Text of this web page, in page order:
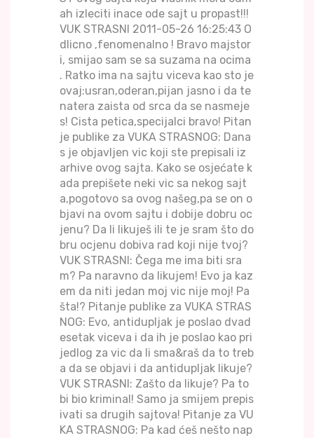
ah izleciti inace ode sajt u propast!!!
VUK STRASNI 2011-05-26 16:25:43 O
dlicno ,fenomenalno ! Bravo majstor
i, smijao sam se sa suzama na ocima
. Ratko ima na sajtu viceva kao sto je
ovaj:usran,oderan,pijan jasno i da te
natera zaista od srca da se nasmeje
s! Cista petica,specijalci bravo! Pitan
je publike za VUKA STRASNOG: Dana
s je objavljen vic koji ste prepisali iz
arhive ovog sajta. Kako se osjećate k
ada prepišete neki vic sa nekog sajt
a,pogotovo sa ovog našeg,pa se on o
bjavi na ovom sajtu i dobije dobru oc
jenu? Da li likuješ ili te je sram što do
bru ocjenu dobiva rad koji nije tvoj?
VUK STRASNI: Čega me ima biti sra
m? Pa naravno da likujem! Evo ja kaz
em da niti jedan moj vic nije moj! Pa
šta!? Pitanje publike za VUKA STRAS
NOG: Evo, antidupljak je poslao dvad
esetak viceva i da ih je poslao kao pri
jedlog za vic da li sma&raš da to treb
a da se objavi i da antidupljak likuje?
VUK STRASNI: Zašto da likuje? Pa to
bi bio kriminal! Samo ja smijem prepis
ivati sa drugih sajtova! Pitanje za VU
KA STRASNOG: Pa kad ćeš nešto nap